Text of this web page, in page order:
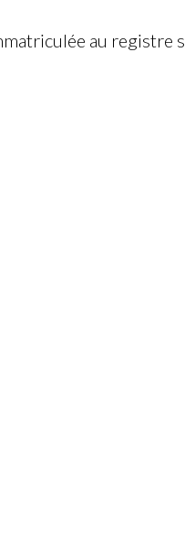
au registre